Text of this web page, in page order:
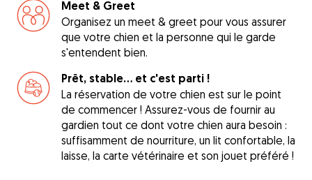
Meet & Greet
Organisez un meet & greet pour vous assurer
que votre chien et la personne qui le garde
s'entendent bien.
Prêt, stable... et c'est parti !
La réservation de votre chien est sur le point
de commencer ! Assurez-vous de fournir au
gardien tout ce dont votre chien aura besoin :
suffisamment de nourriture, un lit confortable, la
laisse, la carte vétérinaire et son jouet préféré !